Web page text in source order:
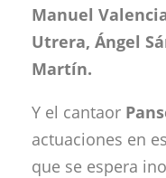
Manuel
Utrera, Ángel
Martín.
Y el cantaor
actuaciones en
que se espera